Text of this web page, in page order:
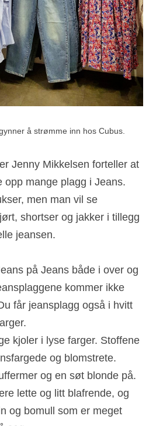
å strømme inn hos Cubus.
Jenny Mikkelsen forteller at
opp mange plagg i Jeans.
men man vil se
shortser og jakker i tillegg
jeansen.
på Jeans både i over og
kommer ikke
får jeansplagg også i hvitt
kjoler i lyse farger. Stoffene
og blomstrete.
og en søt blonde på.
lette og litt blafrende, og
og bomull som er meget